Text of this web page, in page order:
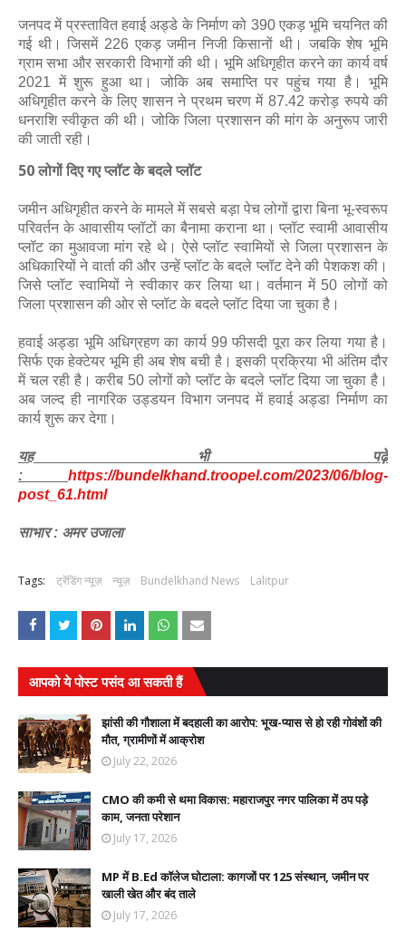
जनपद में प्रस्तावित हवाई अड्डे के निर्माण को 390 एकड़ भूमि चयनित की
गई थी। जिसमें 226 एकड़ जमीन निजी किसानों थी। जबकि शेष भूमि
ग्राम सभा और सरकारी विभागों की थी। भूमि अधिगृहीत करने का कार्य वर्ष
2021 में शुरू हुआ था। जोकि अब समाप्ति पर पहुंच गया है। भूमि
अधिगृहीत करने के लिए शासन ने प्रथम चरण में 87.42 करोड़ रुपये की
धनराशि स्वीकृत की थी। जोकि जिला प्रशासन की मांग के अनुरूप जारी
की जाती रही।
50 लोगों दिए गए प्लॉट के बदले प्लॉट
जमीन अधिगृहीत करने के मामले में सबसे बड़ा पेच लोगों द्वारा बिना भू-स्वरूप
परिवर्तन के आवासीय प्लॉटों का बैनामा कराना था। प्लॉट स्वामी आवासीय
प्लॉट का मुआवजा मांग रहे थे। ऐसे प्लॉट स्वामियों से जिला प्रशासन के
अधिकारियों ने वार्ता की और उन्हें प्लॉट के बदले प्लॉट देने की पेशकश की।
जिसे प्लॉट स्वामियों ने स्वीकार कर लिया था। वर्तमान में 50 लोगों को
जिला प्रशासन की ओर से प्लॉट के बदले प्लॉट दिया जा चुका है।
हवाई अड्डा भूमि अधिग्रहण का कार्य 99 फीसदी पूरा कर लिया गया है।
सिर्फ एक हेक्टेयर भूमि ही अब शेष बची है। इसकी प्रक्रिया भी अंतिम दौर
में चल रही है। करीब 50 लोगों को प्लॉट के बदले प्लॉट दिया जा चुका है।
अब जल्द ही नागरिक उड्डयन विभाग जनपद में हवाई अड्डा निर्माण का
कार्य शुरू कर देगा।
यह भी पढ़े
:
https://bundelkhand.troopel.com/2023/06/blog-
post_61.html
साभार : अमर उजाला
Tags: ट्रेंडिंग न्यूज़ न्यूज़ Bundelkhand News Lalitpur
आपको ये पोस्ट पसंद आ सकती हैं
झांसी की गौशाला में बदहाली का आरोप: भूख-प्यास से हो रही गोवंशों की
मौत, ग्रामीणों में आक्रोश
July 22, 2026
CMO की कमी से थमा विकास: महाराजपुर नगर पालिका में ठप पड़े
काम, जनता परेशान
July 17, 2026
MP में B.Ed कॉलेज घोटाला: कागजों पर 125 संस्थान, जमीन पर
खाली खेत और बंद ताले
July 17, 2026